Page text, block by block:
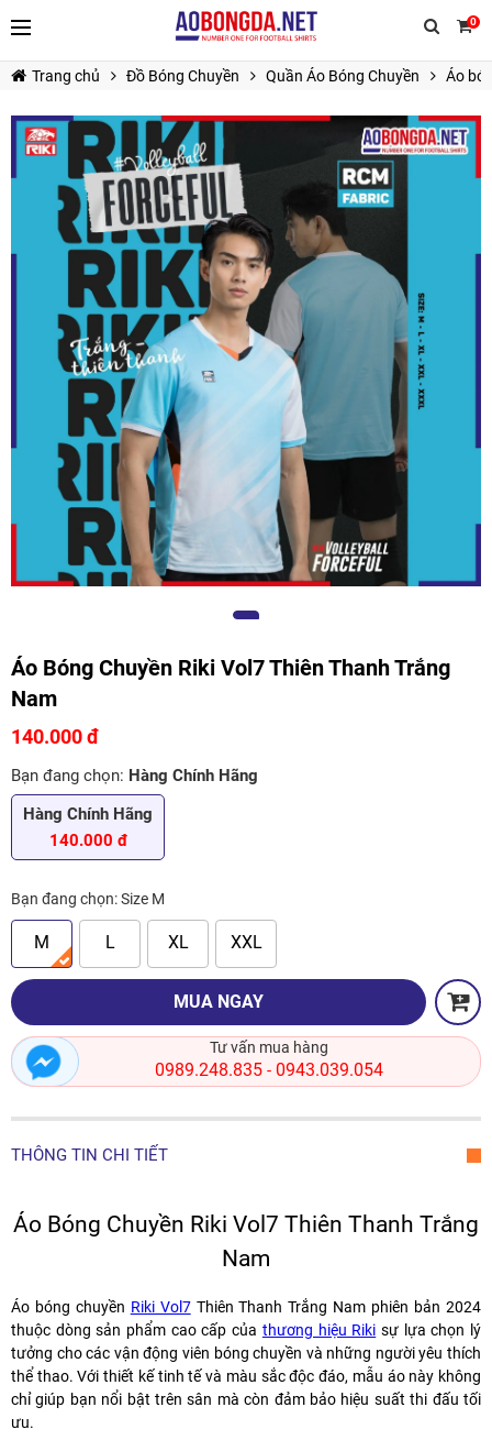
0
TIẾP TỤC MUA HÀNG
Trang chủ Đồ Bóng Chuyền Quần Áo Bóng Chuyền Áo
Áo Bóng Chuyền Riki Vol7 Thiên Thanh Trắng
Nam
140.000 đ
Bạn đang chọn: Hàng Chính Hãng
Hàng Chính Hãng
140.000 đ
Bạn đang chọn:Size M
M L XL XXL
MUA NGAY
Tư vấn mua hàng
0989.248.835- 0943.039.054
THÔNG TIN CHI TIẾT
Áo Bóng Chuyền Riki Vol7 Thiên Thanh Trắng
Nam
Áo bóng chuyền Riki Vol7Thiên Thanh Trắng Nam phiên bản 2024
thuộc dòng sản phẩm cao cấp của thương hiệu Riki sự lựa chọn lý
tưởng cho các vận động viên bóng chuyền và những người yêu thích
thể thao. Với thiết kế tinh tế và màu sắc độc đáo, mẫu áo này không
chỉ giúp bạn nổi bật trên sân mà còn đảm bảo hiệu suất thi đấu tối
ưu.